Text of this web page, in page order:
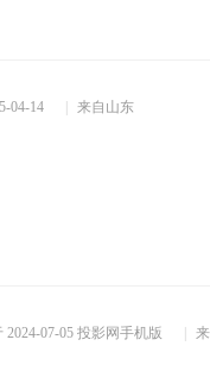
04-14 来自山东
2024-07-05 投影网手机版